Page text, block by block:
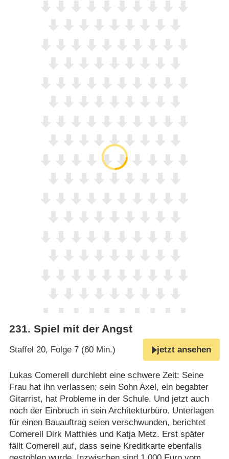
231. Spiel mit der Angst
Staffel 20, Folge 7 (60 Min.) jetzt ansehen
Lukas Comerell durchlebt eine schwere Zeit: Seine
Frau hat ihn verlassen; sein Sohn Axel, ein begabter
Gitarrist, hat Probleme in der Schule. Und jetzt auch
noch der Einbruch in sein Architekturbüro. Unterlagen
für einen Bauauftrag seien verschwunden, berichtet
Comerell Dirk Matthies und Katja Metz. Erst später
fällt Comerell auf, dass seine Kreditkarte ebenfalls